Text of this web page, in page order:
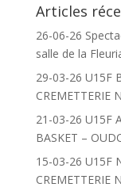
Articles
26-06-26
salle de la
29-03-26 U15F
CREMETTERIE
21-03-26 U15F
BASKET –
15-03-26 U15F
CREMETTERIE